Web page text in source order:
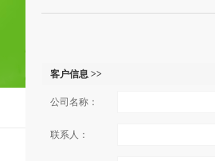
客户信息 >>
公司名称：
联系人：